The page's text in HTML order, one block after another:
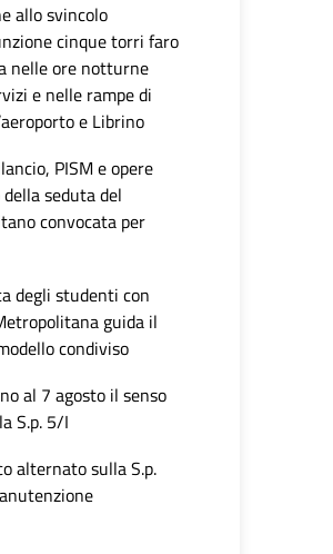
allo svincolo
cinque torri faro
nelle ore notturne
e nelle rampe di
e Librino
PISM e opere
seduta del
convocata per
degli studenti con
guida il
condiviso
al 7 agosto il senso
S.p. 5/I
alternato sulla S.p.